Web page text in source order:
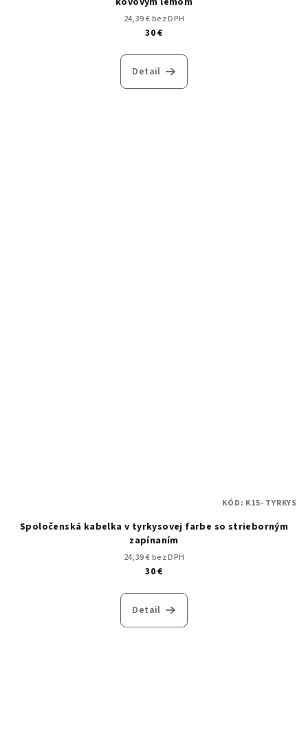
24,39 € bez DPH
30 €
Detail
Spoločenská kabelka v tyrkysovej farbe so strieborným
zapínaním
24,39 € bez DPH
30 €
Detail
KÓD: K15- TYRKYS